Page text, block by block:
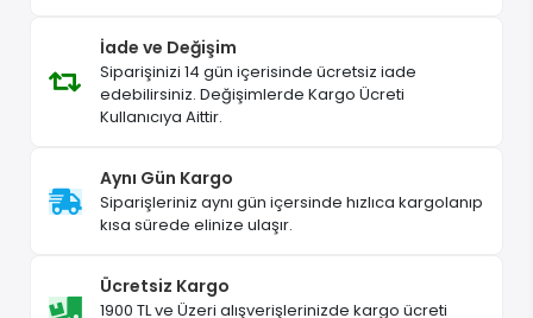
İade ve Değişim
Siparişinizi 14 gün içerisinde ücretsiz iade
edebilirsiniz. Değişimlerde Kargo Ücreti
Kullanıcıya Aittir.
Aynı Gün Kargo
Siparişleriniz aynı gün içersinde hızlıca kargolanıp
kısa sürede elinize ulaşır.
Ücretsiz Kargo
1900 TL ve Üzeri alışverişlerinizde kargo ücreti